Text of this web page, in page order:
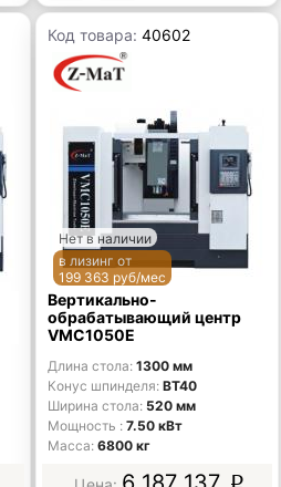
Код товара:40602
Нет в наличии
в лизинг от
199 363 руб/мес
Вертикально-
обрабатывающий центр
VMC1050E
Длина стола 1300 мм
Конус шпинделя BT40
Ширина стола 520 мм
Мощность
7.50 кВт
Масса 6800 кг
p